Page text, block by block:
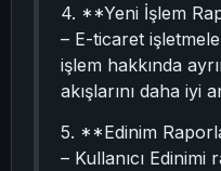
4. **Yeni İşlem
– E-ticaret
işlem hakkında
akışlarını daha iyi
5. **Edinim
– Kullanıcı